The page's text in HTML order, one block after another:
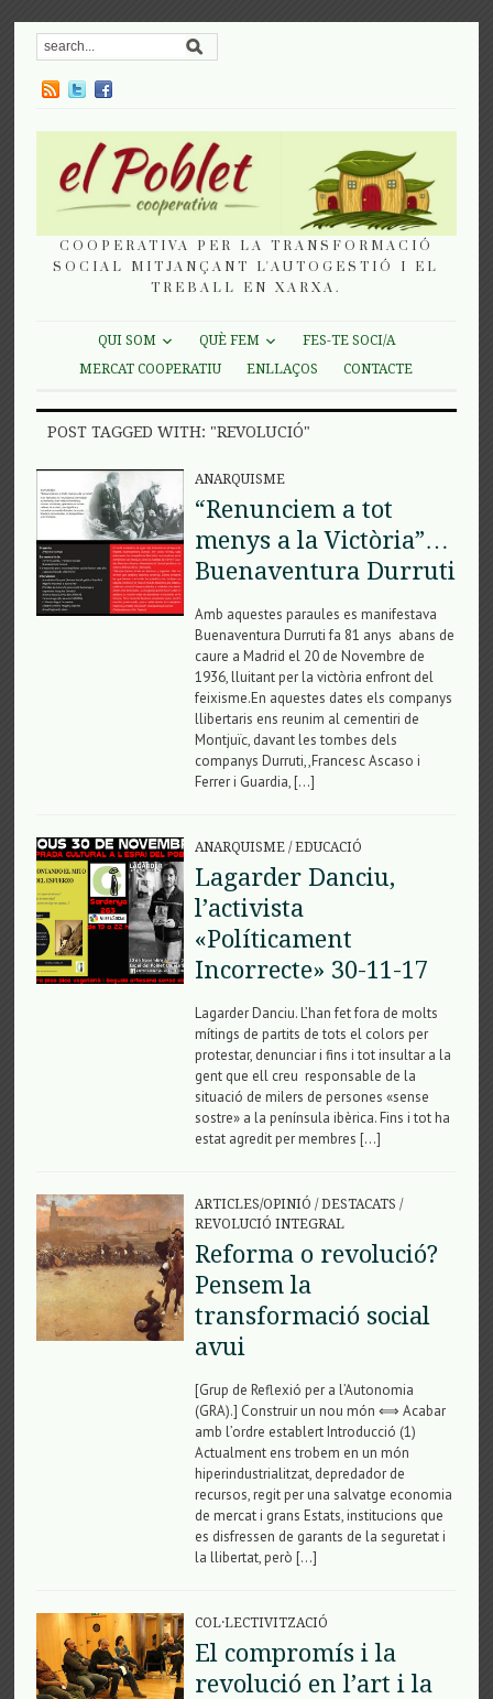
COOPERATIVA PER LA TRANSFORMACIÓ
SOCIAL MITJANÇANT L'AUTOGESTIÓ I EL
TREBALL EN XARXA.
QUI SOM QUÈ FEM
FES-TE SOCI/A
MERCAT COOPERATIU
ENLLAÇOS CONTACTE
POST TAGGED WITH: "REVOLUCIÓ"
ANARQUISME
“Renunciem a tot
menys a la Victòria”…
Buenaventura Durruti
Amb aquestes paraules es manifestava
Buenaventura Durruti fa 81 anys abans de
caure a Madrid el 20 de Novembre de
1936, lluitant per la victòria enfront del
feixisme.En aquestes dates els companys
llibertaris ens reunim al cementiri de
Montjuïc, davant les tombes dels
companys Durruti,,Francesc Ascaso i
Ferrer i Guardia, […]
ANARQUISME/EDUCACIÓ
Lagarder Danciu,
l’activista
«Políticament
Incorrecte» 30-11-17
Lagarder Danciu. L’han fet fora de molts
mítings de partits de tots el colors per
protestar, denunciar i fins i tot insultar a la
gent que ell creu responsable de la
situació de milers de persones «sense
sostre» a la península ibèrica. Fins i tot ha
estat agredit per membres […]
ARTICLES/OPINIÓ /DESTACATS /
REVOLUCIÓ INTEGRAL
Reforma o revolució?
Pensem la
transformació social
avui
[Grup de Reflexió per a l’Autonomia
(GRA).] Construir un nou món ⟺ Acabar
amb l’ordre establert Introducció (1)
Actualment ens trobem en un món
hiperindustrialitzat, depredador de
recursos, regit per una salvatge economia
de mercat i grans Estats, institucions que
es disfressen de garants de la seguretat i
la llibertat, però […]
COL·LECTIVITZACIÓ
El compromís i la
revolució en l’art i la